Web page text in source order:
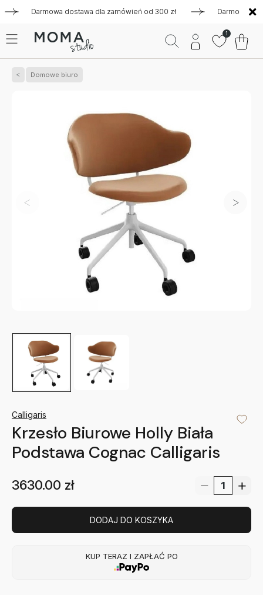
Darmowa dostawa dla zamówień od 300 zł Darmowa
1
Domowe biuro
Calligaris
Krzesło Biurowe Holly Biała
Podstawa Cognac Calligaris
3630.00 zł
DODAJ DO KOSZYKA
KUP TERAZ I ZAPŁAĆ PO